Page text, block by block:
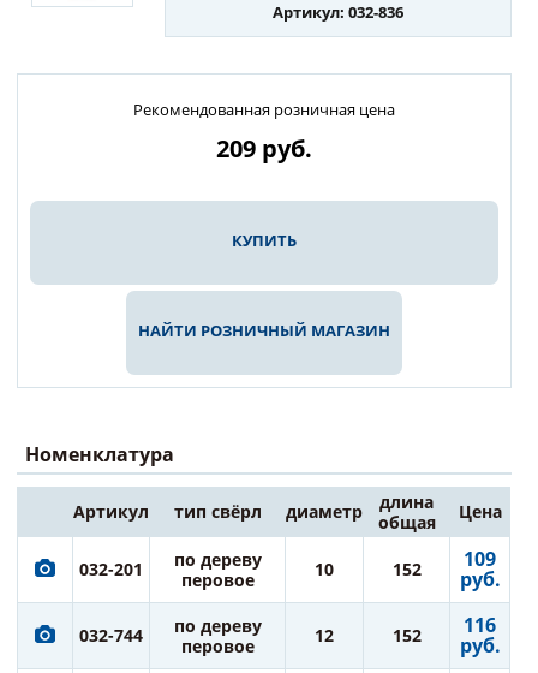
Артикул: 032-836
Рекомендованная розничная цена
209 руб.
КУПИТЬ
НАЙТИ РОЗНИЧНЫЙ МАГАЗИН
Номенклатура
Артикул тип свёрл диаметр
длина
общая
Цена
032-201
по дереву
перовое
10 152 109
руб.
032-744
по дереву
перовое
12 152 116
руб.